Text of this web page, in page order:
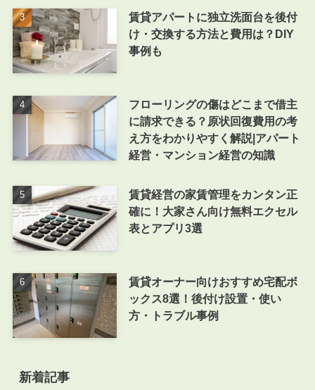
賃貸アパートに独立洗面台を後付
け・交換する方法と費用は？DIY
事例も
フローリングの傷はどこまで借主
に請求できる？原状回復費用の考
え方をわかりやすく解説|アパート
経営・マンション経営の知識
賃貸経営の家賃管理をカンタン正
確に！大家さん向け無料エクセル
表とアプリ3選
賃貸オーナー向けおすすめ宅配ボ
ックス8選！後付け設置・使い
方・トラブル事例
新着記事